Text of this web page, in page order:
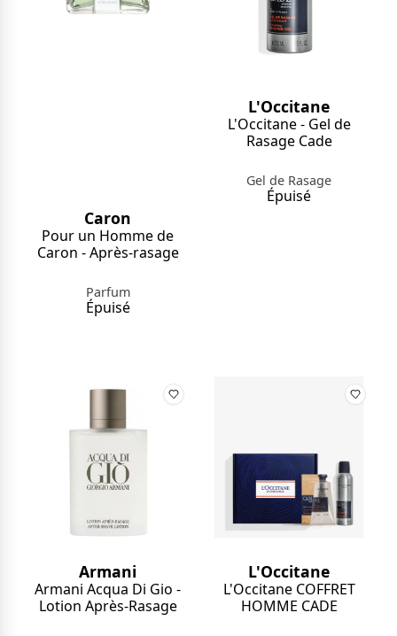
Caron
Pour un Homme de
Caron - Après-rasage
Parfum
Épuisé
L'Occitane
L'Occitane - Gel de
Rasage Cade
Gel de Rasage
Épuisé
Armani
Armani Acqua Di Gio -
Lotion Après-Rasage
L'Occitane
L'Occitane COFFRET
HOMME CADE